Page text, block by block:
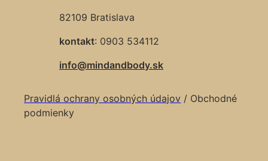
82109 Bratislava
kontakt: 0903 534112
info@mindandbody.sk
Pravidlá ochrany osobných údajov / Obchodné
podmienky